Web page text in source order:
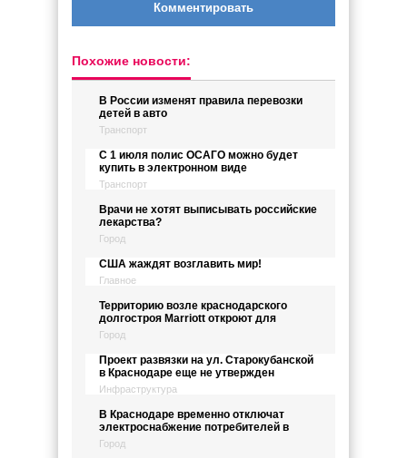
Комментировать
Похожие новости:
В России изменят правила перевозки
детей в авто
Транспорт
С 1 июля полис ОСАГО можно будет
купить в электронном виде
Транспорт
Врачи не хотят выписывать российские
лекарства?
Город
США жаждят возглавить мир!
Главное
Территорию возле краснодарского
долгостроя Marriott откроют для
Город
Проект развязки на ул. Старокубанской
в Краснодаре еще не утвержден
Инфраструктура
В Краснодаре временно отключат
электроснабжение потребителей в
Город